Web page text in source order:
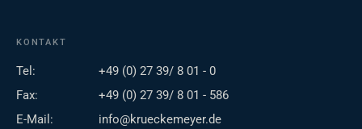
KONTAKT
Tel:
+49 (0) 27 39/ 8 01 - 0
Fax:
+49 (0) 27 39/ 8 01 - 586
E-Mail:
info@krueckemeyer.de